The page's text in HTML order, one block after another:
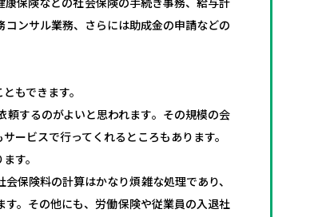
ンサル業務、さらには助成金の申請などの
もできます。
するのがよいと思われます。その規模の会
ービスで行ってくれるところもあります。
す。
保険料の計算はかなり煩雑な処理であり、
。その他にも、労働保険や従業員の入退社